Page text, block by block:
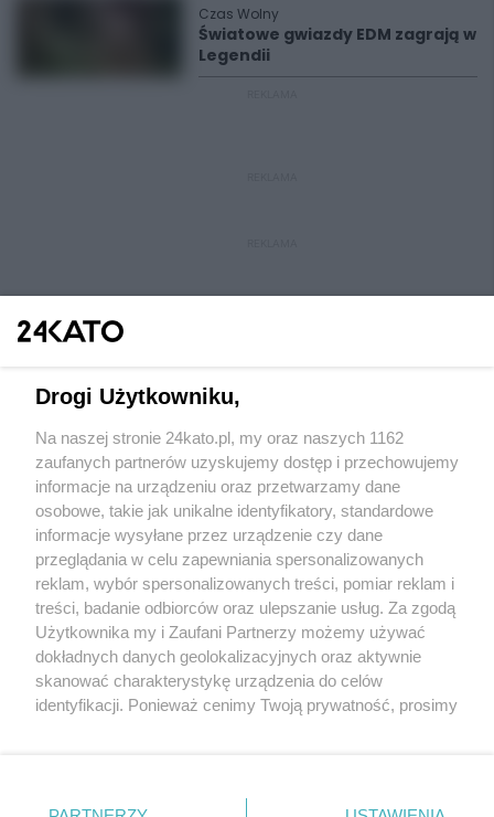
Czas Wolny
Światowe gwiazdy EDM zagrają w
Legendii
Wydawca mediów lokalnych
Nie zapomnij
zapoznać się z:
polityką prywatności regulamin korzystania z portali
Twojemiasto
Piekary Śląskie
Chorzów
Tarnowskie Góry
Skontakuj sięz nami
Kontakt
Wydawca
Redakcja
Drogi Użytkowniku,
Na naszej stronie 24kato.pl, my oraz naszych 1162
zaufanych partnerów uzyskujemy dostęp i przechowujemy
informacje na urządzeniu oraz przetwarzamy dane
osobowe, takie jak unikalne identyfikatory, standardowe
informacje wysyłane przez urządzenie czy dane
przeglądania w celu zapewniania spersonalizowanych
reklam, wybór spersonalizowanych treści, pomiar reklam i
treści, badanie odbiorców oraz ulepszanie usług. Za zgodą
Użytkownika my i Zaufani Partnerzy możemy używać
dokładnych danych geolokalizacyjnych oraz aktywnie
skanować charakterystykę urządzenia do celów
identyfikacji. Ponieważ cenimy Twoją prywatność, prosimy
prywatności znajdujący się w lewym dolnym rogu strony